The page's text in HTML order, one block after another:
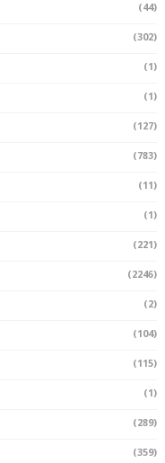
(44)
(302)
(1)
(1)
(127)
(783)
(11)
(1)
(221)
(2246)
(2)
(104)
(115)
(1)
(289)
(359)